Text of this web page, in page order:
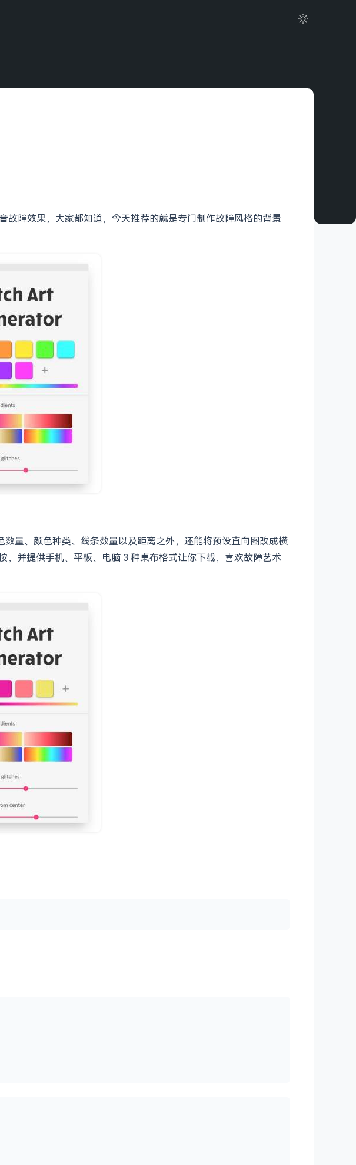
障效果，大家都知道，今天推荐的就是专门制作故障风格的背景
量、颜色种类、线条数量以及距离之外，还能将预设直向图改成横
并提供手机、平板、电脑 3 种桌布格式让你下载，喜欢故障艺术